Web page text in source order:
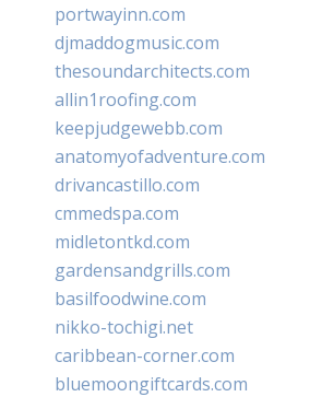
portwayinn.com
djmaddogmusic.com
thesoundarchitects.com
allin1roofing.com
keepjudgewebb.com
anatomyofadventure.com
drivancastillo.com
cmmedspa.com
midletontkd.com
gardensandgrills.com
basilfoodwine.com
nikko-tochigi.net
caribbean-corner.com
bluemoongiftcards.com